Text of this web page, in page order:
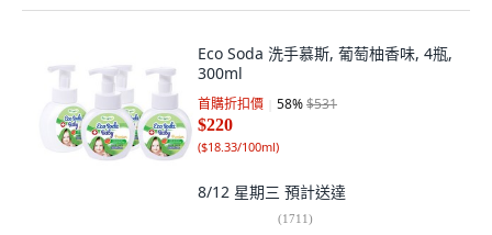
Eco Soda 洗手慕斯, 葡萄柚香味, 4瓶,
300ml
首購折扣價 58%$531
$220
($18.33/100ml)
8/12 星期三 預計送達
(1711)